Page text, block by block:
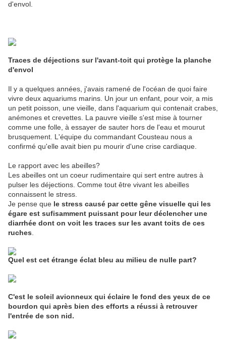
d'envol.
Traces de déjections sur l'avant-toit qui protège la planche
d'envol
Il y a quelques années, j'avais ramené de l'océan de quoi faire
vivre deux aquariums marins. Un jour un enfant, pour voir, a mis
un petit poisson, une vieille, dans l'aquarium qui contenait crabes,
anémones et crevettes. La pauvre vieille s'est mise à tourner
comme une folle, à essayer de sauter hors de l'eau et mourut
brusquement. L'équipe du commandant Cousteau nous a
confirmé qu'elle avait bien pu mourir d'une crise cardiaque.
Le rapport avec les abeilles?
Les abeilles ont un coeur rudimentaire qui sert entre autres à
pulser les déjections. Comme tout être vivant les abeilles
connaissent le stress.
Je pense que le stress causé par cette gêne visuelle qui les
égare est sufisamment puissant pour leur déclencher une
diarrhée dont on voit les traces sur les avant toits de ces
ruches
Quel est cet étrange éclat bleu au milieu de nulle part?
C'est le soleil avionneux qui éclaire le fond des yeux de ce
bourdon qui après bien des efforts a réussi à retrouver
l'entrée de son nid.